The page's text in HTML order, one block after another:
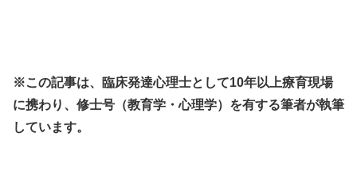
※この記事は、臨床発達心理士として10年以上療育現場
に携わり、修士号（教育学・心理学）を有する筆者が執筆
しています。